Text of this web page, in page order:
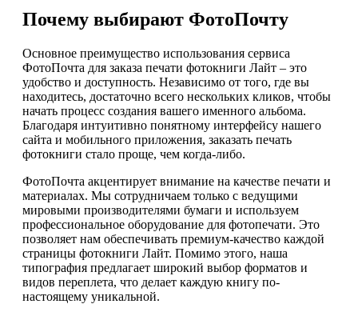
Почему выбирают ФотоПочту
Основное преимущество использования сервиса
ФотоПочта для заказа печати фотокниги Лайт – это
удобство и доступность. Независимо от того, где вы
находитесь, достаточно всего нескольких кликов, чтобы
начать процесс создания вашего именного альбома.
Благодаря интуитивно понятному интерфейсу нашего
сайта и мобильного приложения, заказать печать
фотокниги стало проще, чем когда-либо.
ФотоПочта акцентирует внимание на качестве печати и
материалах. Мы сотрудничаем только с ведущими
мировыми производителями бумаги и используем
профессиональное оборудование для фотопечати. Это
позволяет нам обеспечивать премиум-качество каждой
страницы фотокниги Лайт. Помимо этого, наша
типография предлагает широкий выбор форматов и
видов переплета, что делает каждую книгу по-
настоящему уникальной.